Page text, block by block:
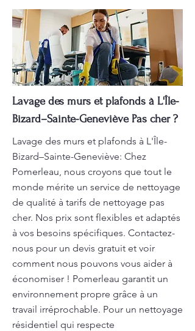
Lavage des murs et plafonds à L'Île-
Bizard–Sainte-Geneviève Pas cher ?
Lavage des murs et plafonds à L'Île-
Bizard–Sainte-Geneviève: Chez
Pomerleau, nous croyons que tout le
monde mérite un service de nettoyage
de qualité à tarifs de nettoyage pas
cher. Nos prix sont flexibles et adaptés
à vos besoins spécifiques. Contactez-
nous pour un devis gratuit et voir
comment nous pouvons vous aider à
économiser ! Pomerleau garantit un
environnement propre grâce à un
travail irréprochable. Pour un nettoyage
résidentiel qui respecte